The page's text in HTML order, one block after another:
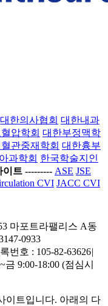
대한의사협회 대한내과
압학회 대한부정맥학
관중재학회 대한흉부
과학회 한국학술지인
이트 --------- ASE JSE
CVI JACC CVI
마포트라팰리스 A동
0933
번호 : 105-82-63626|
9:00-18:00 (점심시
이트입니다. 아래의 다